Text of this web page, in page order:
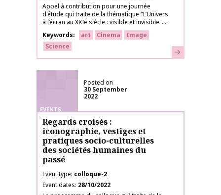
Appel à contribution pour une journée
d'étude qui traite de la thématique "L’Univers
à l’écran au XXIe siècle : visible et invisible"....
Keywords
art Cinema
Image
Science
Learn more
EVENTS
Posted on
30 September
2022
Regards croisés :
iconographie, vestiges et
pratiques socio-culturelles
des sociétés humaines du
passé
Event type colloque-2
Event dates 28/10/2022